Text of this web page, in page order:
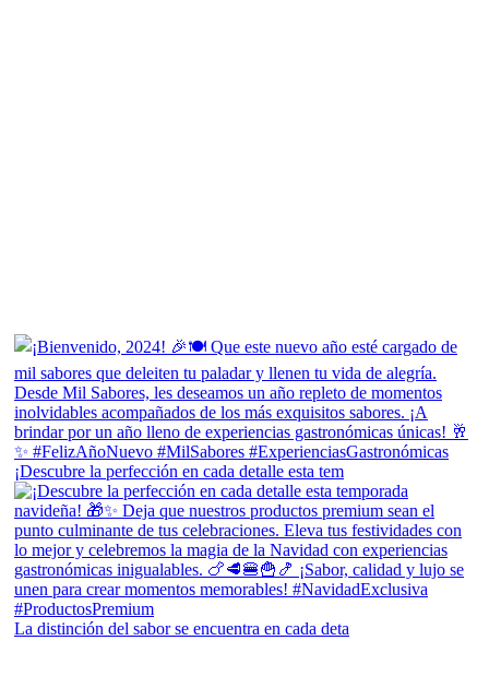
¡Descubre la perfección en cada detalle esta tem
La distinción del sabor se encuentra en cada deta